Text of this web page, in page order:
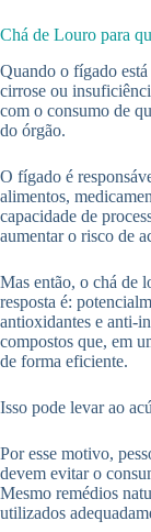
Chá de Louro para
Quando o fígado
cirrose ou
com o consumo de
do órgão.
O fígado é
alimentos,
capacidade de
aumentar o risco de
Mas então, o chá de
resposta é:
antioxidantes e anti-
compostos que, em
de forma eficiente.
Isso pode levar ao
Por esse motivo,
devem evitar o
Mesmo remédios
utilizados